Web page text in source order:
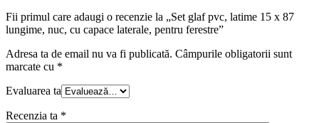
Fii primul care adaugi o recenzie la „Set glaf pvc, latime 15 x 87
lungime, nuc, cu capace laterale, pentru ferestre”
Adresa ta de email nu va fi publicată. Câmpurile obligatorii sunt
marcate cu *
Evaluarea ta
Recenzia ta *